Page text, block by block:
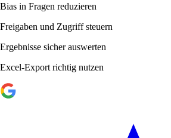
Bias in Fragen reduzieren
Freigaben und Zugriff steuern
Ergebnisse sicher auswerten
Excel-Export richtig nutzen